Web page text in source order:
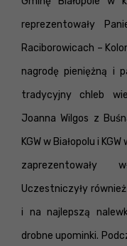
reprezentowały
Raciborowicach –
nagrodę pieniężną i
tradycyjny chleb
Joanna Wilgos z
KGW w Białopolu i
zaprezentowały
Uczestniczyły
i na najlepszą
drobne upominki.